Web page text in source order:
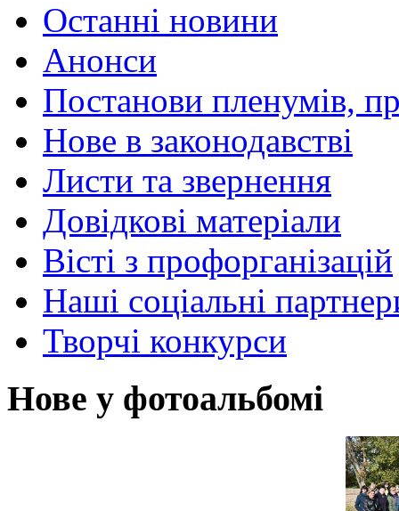
Останні новини
Анонси
Постанови пленумів,
Нове в законодавстві
Листи та звернення
Довідкові матеріали
Вісті з профорганізацій
Наші соціальні
Творчі конкурси
Нове у фотоальбомі